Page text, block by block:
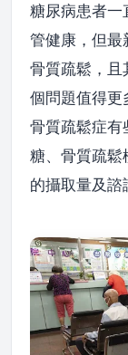
糖尿病患者一
管健康，但最
骨質疏鬆，且
個問題值得更
骨質疏鬆症有
糖、骨質疏鬆
的攝取量及諮